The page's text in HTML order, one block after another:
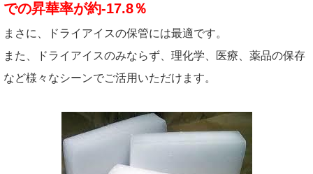
での昇華率が約-17.8％
まさに、ドライアイスの保管には最適です。
また、ドライアイスのみならず、理化学、医療、薬品の保存
など様々なシーンでご活用いただけます。